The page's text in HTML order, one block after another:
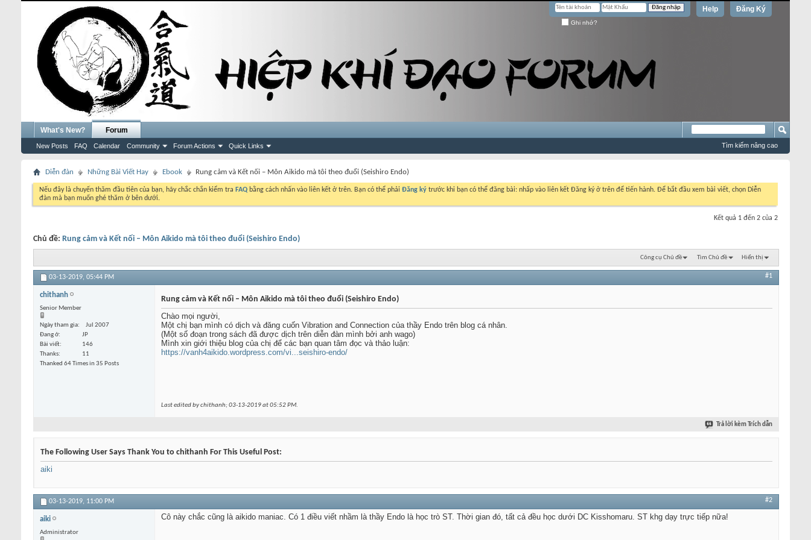
Đăng Ký
Help
Ghi nhớ?
What's New? Forum
New Posts FAQ Calendar Community Forum Actions Quick Links Tìm kiếm nâng cao
Diễn đàn Những Bài Viết Hay Ebook Rung cảm và Kết nối – Môn Aikido mà tôi theo đuổi (Seishiro Endo)
Nếu đây là chuyến thăm đầu tiên của bạn, hãy chắc chắn kiểm tra FAQ bằng cách nhấn vào liên kết ở trên. Bạn có thể phải Đăng ký trước khi bạn có thể đăng bài: nhấp vào liên kết Đăng ký ở trên để tiến hành. Để bắt đầu xem bài viết, chọn Diễn
đàn mà bạn muốn ghé thăm ở bên dưới.
Kết quả 1 đến 2 của 2
Chủ đề: Rung cảm và Kết nối – Môn Aikido mà tôi theo đuổi (Seishiro Endo)
Công cụ Chủ đề Tìm Chủ đề Hiển thị
03-13-2019, 05:44 PM #1
chithanh
Senior Member
Ngày tham gia
Jul 2007
Đang ở
JP
Bài viết
146
Thanks
11
Thanked 64 Times in 35 Posts
Rung cảm và Kết nối – Môn Aikido mà tôi theo đuổi (Seishiro Endo)
Chào mọi người,
Một chị bạn mình có dịch và đăng cuốn Vibration and Connection của thầy Endo trên blog cá nhân.
(Một số đoạn trong sách đã được dịch trên diễn đàn mình bởi anh wago)
Mình xin giới thiệu blog của chị để các bạn quan tâm đọc và thảo luận:
https://vanh4aikido.wordpress.com/vi...seishiro-endo/
Last edited by chithanh; 03-13-2019 at05:52 PM.
Trả lời kèm Trích dẫn
The Following User Says Thank You to chithanh For This Useful Post:
aiki
03-13-2019, 11:00 PM #2
aiki
Administrator
Cô này chắc cũng là aikido maniac. Có 1 điều viết nhầm là thầy Endo là học trò ST. Thời gian đó, tất cả đều học dưới DC Kisshomaru. ST khg dạy trực tiếp nữa!